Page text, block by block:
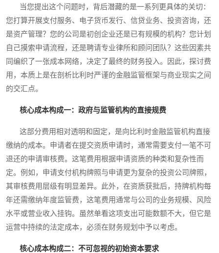
当您提出这个问题时，背后潜藏的是一系列更具体的关切：
您打算开展支付服务、电子货币发行、信贷业务、投资咨询，还
是资产管理？您的公司是初创企业还是已有规模的机构？您计划
自己摸索申请流程，还是聘请专业律所和顾问团队？这些因素共
同编织了一张成本网络，决定了最终的财务投入。因此，探讨费
用，本质上是在剖析比利时严谨的金融监管框架与商业现实之间
的交汇点。
核心成本构成一：政府与监管机构的直接规费
这部分费用相对透明和固定，是向比利时金融监管机构直接
缴纳的成本。申请者在提交资质申请时，通常需要支付一笔不可
退还的申请审核费。这笔费用根据申请资质的种类和复杂性而
定。例如，申请支付机构牌照与申请更为复杂的投资公司牌照，
其审核费用层级有明显差异。此外，在资质获批后，持牌机构每
年还需缴纳年度监管费，这笔费用通常与公司的业务规模、风险
水平或营业收入挂钩。虽然单看这项支出可能数额不大，但它是
运营中持续的法定成本，必须在财务规划中予以考虑。
核心成本构成二：不可忽视的初始资本要求